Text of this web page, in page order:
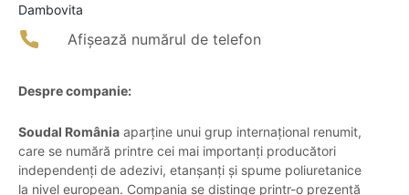
Dambovita
Afișează numărul de telefon
Despre companie:
Soudal România aparține unui grup internațional renumit,
care se numără printre cei mai importanți producători
independenți de adezivi, etanșanți și spume poliuretanice
la nivel european. Compania se distinge printr-o prezență